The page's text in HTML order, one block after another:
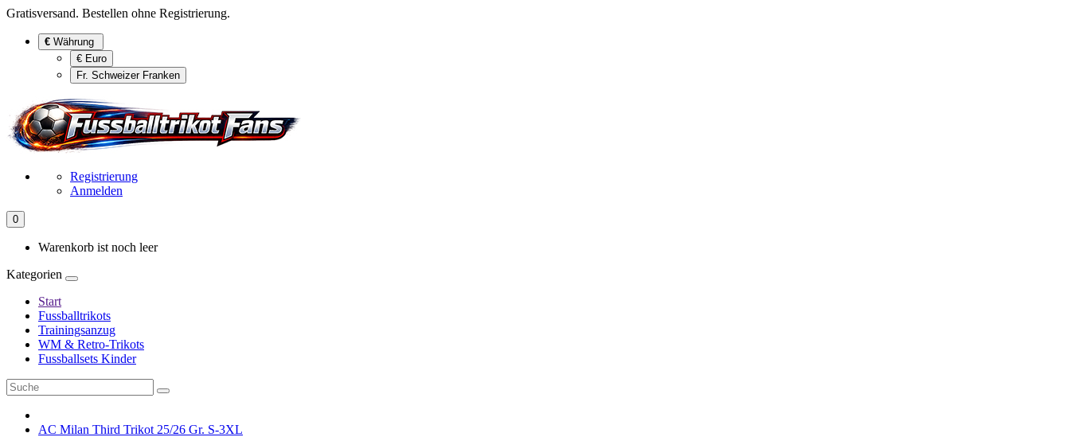
Gratisversand. Bestellen ohne Registrierung.
€ Währung
€ Euro
Fr. Schweizer Franken
Registrierung
Anmelden
0
Warenkorb ist noch leer
Kategorien
Start
Fussballtrikots
Trainingsanzug
WM & Retro-Trikots
Fussballsets Kinder
AC Milan Third Trikot 25/26 Gr. S-3XL